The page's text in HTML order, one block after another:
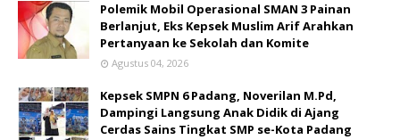
Polemik Mobil Operasional SMAN 3 Painan
Berlanjut, Eks Kepsek Muslim Arif Arahkan
Pertanyaan ke Sekolah dan Komite
Agustus 04, 2026
Kepsek SMPN 6 Padang, Noverilan M.Pd,
Dampingi Langsung Anak Didik di Ajang
Cerdas Sains Tingkat SMP se-Kota Padang